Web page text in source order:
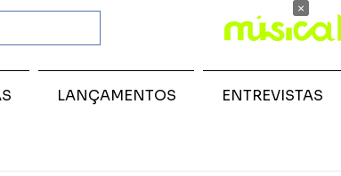
LANÇAMENTOS ENTREVISTAS
×